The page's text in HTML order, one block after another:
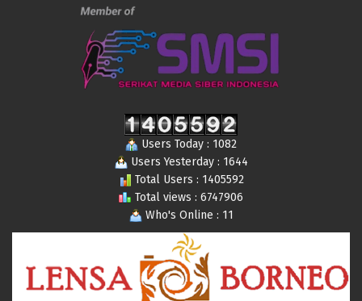
Users Today : 1082
Users Yesterday : 1644
Total Users : 1405592
Total views : 6747906
Who's Online : 11